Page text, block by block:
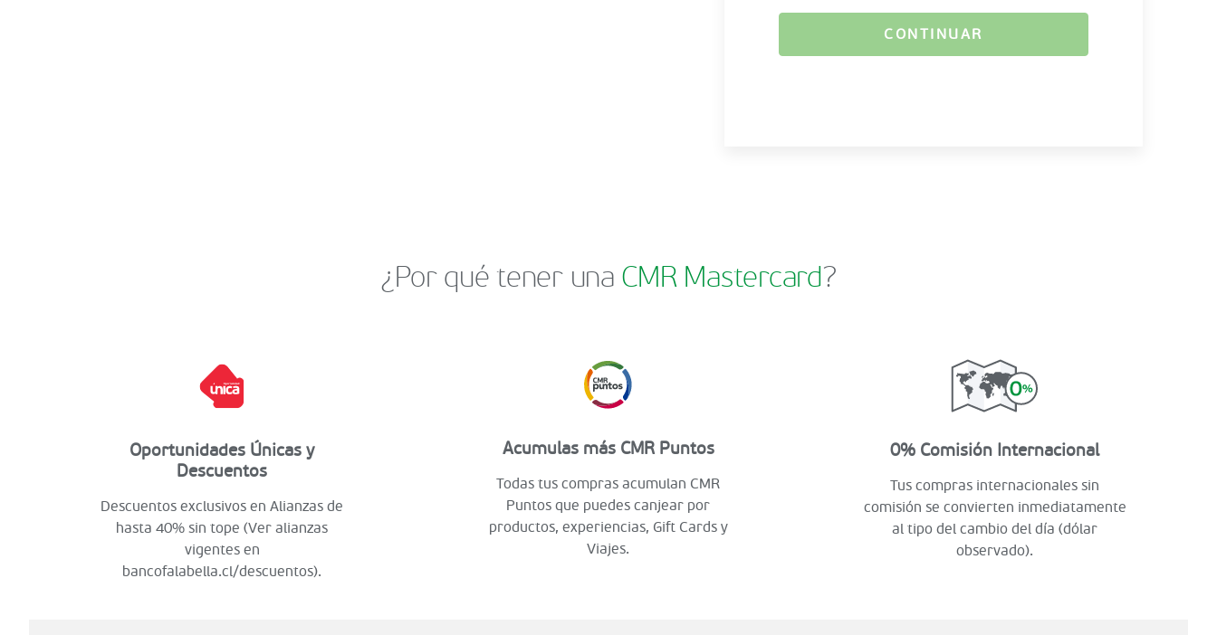
CONTINUAR
¿Por qué tener una CMR Mastercard?
Oportunidades Únicas y
Descuentos
Descuentos exclusivos en Alianzas de
hasta 40% sin tope (Ver alianzas
vigentes en
bancofalabella.cl/descuentos).
Acumulas más CMR Puntos
Todas tus compras acumulan CMR
Puntos que puedes canjear por
productos, experiencias, Gift Cards y
Viajes.
0% Comisión Internacional
Tus compras internacionales sin
comisión se convierten inmediatamente
al tipo del cambio del día (dólar
observado).